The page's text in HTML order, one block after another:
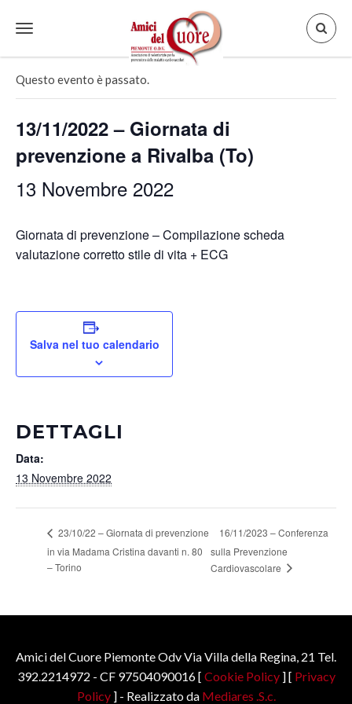
Toggle
Questo evento è passato.
13/11/2022 – Giornata di
prevenzione a Rivalba (To)
13 Novembre 2022
Giornata di prevenzione – Compilazione scheda
valutazione corretto stile di vita + ECG
Salva nel tuo calendario
DETTAGLI
Data:
13 Novembre 2022
23/10/22 – Giornata di prevenzione
in via Madama Cristina davanti n. 80
– Torino
16/11/2023 – Conferenza
sulla Prevenzione
Cardiovascolare
Amici del Cuore Piemonte Odv Via Villa della Regina, 21 Tel.
392.2214972 - CF 97504090016 [ Cookie Policy] [ Privacy
Policy] - Realizzato da Mediares .S.c.